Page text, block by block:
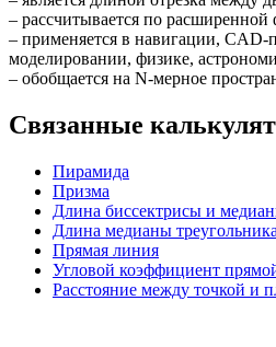
– рассчитывается по
– применяется в навигации, CAD-
моделировании, физике,
– обобщается на N-мерное
Связанные
Пирамида
Призма
Длина биссектрисы и
Длина медианы треугольника
Прямая линия
Угловой коэффициент
Расстояние между точкой и